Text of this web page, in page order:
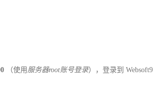
（使用 服务器root账号登录），登录到 Websoft9